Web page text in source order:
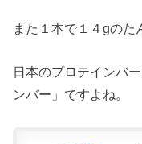
また１本で１４gのた
日本のプロテインバ
ンバー」ですよね。